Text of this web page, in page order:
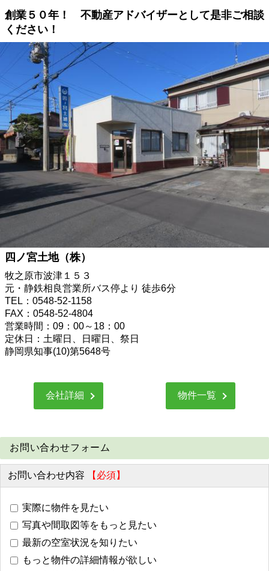
創業５０年！ 不動産アドバイザーとして是非ご相談
ください！
四ノ宮土地（株）
牧之原市波津１５３
元・静鉄相良営業所バス停より 徒歩6分
TEL：0548-52-1158
FAX：0548-52-4804
営業時間：09：00～18：00
定休日：土曜日、日曜日、祭日
静岡県知事(10)第5648号
会社詳細 物件一覧
お問い合わせフォーム
お問い合わせ内容 【必須】
実際に物件を見たい
写真や間取図等をもっと見たい
最新の空室状況を知りたい
もっと物件の詳細情報が欲しい